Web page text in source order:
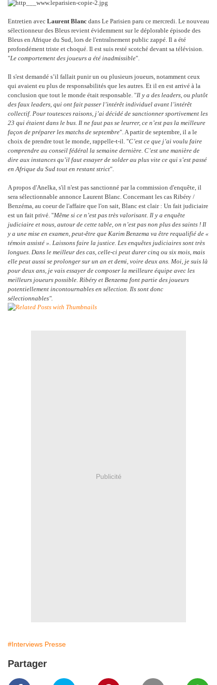
Entretien avec Laurent Blanc dans Le Parisien paru ce mercredi. Le nouveau
sélectionneur des Bleus revient évidemment sur le déplorable épisode des
Bleus en Afrique du Sud, lors de l'entraînement public zappé. Il a été
profondément triste et choqué. Il est suis resté scotché devant sa télévision.
"Le comportement des joueurs a été inadmissible".
Il s'est demandé s’il fallait punir un ou plusieurs joueurs, notamment ceux
qui avaient eu plus de responsabilités que les autres. Et il en est arrivé à la
conclusion que tout le monde était responsable. "Il y a des leaders, ou plutôt
des faux leaders, qui ont fait passer l’intérêt individuel avant l’intérêt
collectif. Pour toutesces raisons, j’ai décidé de sanctionner sportivement les
23 qui étaient dans le bus. Il ne faut pas se leurrer, ce n’est pas la meilleure
façon de préparer les matchs de septembre". A partir de septembre, il a le
choix de prendre tout le monde, rappelle-t-il. "C’est ce que j’ai voulu faire
comprendre au conseil fédéral la semaine dernière. C’est une manière de
dire aux instances qu’il faut essayer de solder au plus vite ce qui s’est passé
en Afrique du Sud tout en restant strict".
A propos d'Anelka, s'il n'est pas sanctionné par la commission d'enquête, il
sera sélectionnable annonce Laurent Blanc. Concernant les cas Ribéry /
Benzéma, au coeur de l'affaire que l'on sait, Blanc est clair : Un fait judiciaire
est un fait privé. "Même si ce n’est pas très valorisant. Il y a enquête
judiciaire et nous, autour de cette table, on n’est pas non plus des saints ! Il
y a une mise en examen, peut-être que Karim Benzema va être requalifié de «
témoin assisté ». Laissons faire la justice. Les enquêtes judiciaires sont très
longues. Dans le meilleur des cas, celle-ci peut durer cinq ou six mois, mais
elle peut aussi se prolonger sur un an et demi, voire deux ans. Moi, je suis là
pour deux ans, je vais essayer de composer la meilleure équipe avec les
meilleurs joueurs possible. Ribéry et Benzema font partie des joueurs
potentiellement incontournables en sélection. Ils sont donc
sélectionnables".
Publicité
#Interviews Presse
Partager